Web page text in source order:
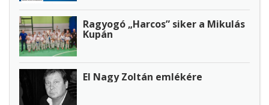
Ragyogó „Harcos” siker a Mikulás
Kupán
El Nagy Zoltán emlékére